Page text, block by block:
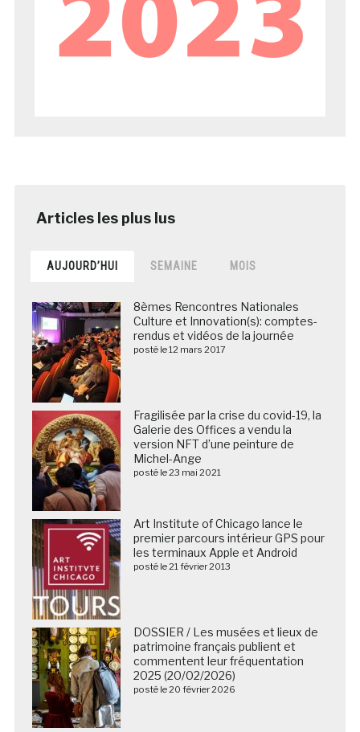
AUJOURD’HUI SEMAINE MOIS
8èmes Rencontres Nationales
Culture et Innovation(s): comptes-
rendus et vidéos de la journée
posté le 12 mars 2017
Fragilisée par la crise du covid-19, la
Galerie des Offices a vendu la
version NFT d’une peinture de
Michel-Ange
posté le 23 mai 2021
Art Institute of Chicago lance le
premier parcours intérieur GPS pour
les terminaux Apple et Android
posté le 21 février 2013
DOSSIER / Les musées et lieux de
patrimoine français publient et
commentent leur fréquentation
2025 (20/02/2026)
posté le 20 février 2026